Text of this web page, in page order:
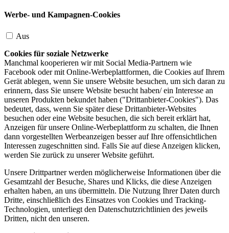
Werbe- und Kampagnen-Cookies
Aus
Cookies für soziale Netzwerke
Manchmal kooperieren wir mit Social Media-Partnern wie
Facebook oder mit Online-Werbeplattformen, die Cookies auf Ihrem
Gerät ablegen, wenn Sie unsere Website besuchen, um sich daran zu
erinnern, dass Sie unsere Website besucht haben/ ein Interesse an
unseren Produkten bekundet haben ("Drittanbieter-Cookies"). Das
bedeutet, dass, wenn Sie später diese Drittanbieter-Websites
besuchen oder eine Website besuchen, die sich bereit erklärt hat,
Anzeigen für unsere Online-Werbeplattform zu schalten, die Ihnen
dann vorgestellten Werbeanzeigen besser auf Ihre offensichtlichen
Interessen zugeschnitten sind. Falls Sie auf diese Anzeigen klicken,
werden Sie zurück zu unserer Website geführt.
Unsere Drittpartner werden möglicherweise Informationen über die
Gesamtzahl der Besuche, Shares und Klicks, die diese Anzeigen
erhalten haben, an uns übermitteln. Die Nutzung Ihrer Daten durch
Dritte, einschließlich des Einsatzes von Cookies und Tracking-
Technologien, unterliegt den Datenschutzrichtlinien des jeweils
Dritten, nicht den unseren.